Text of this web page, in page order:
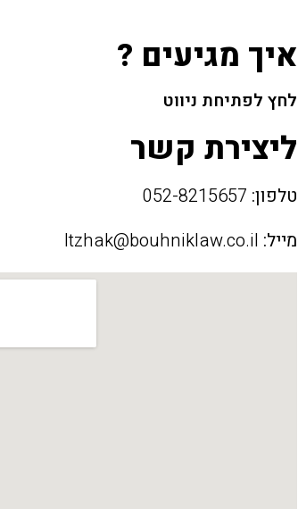
איך מגיעים ?
לחץ לפתיחת ניווט
ליצירת קשר
טלפון:
מייל: Itzhak@bouhniklaw.co.il